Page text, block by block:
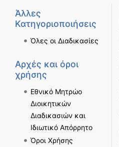
Άλλες
Κατηγοριοποιήσεις
Όλες οι Διαδικασίες
Αρχές και όροι
χρήσης
Εθνικό Μητρώο
Διοικητικών
Διαδικασιών και
Ιδιωτικό Απόρρητο
Όροι Χρήσης